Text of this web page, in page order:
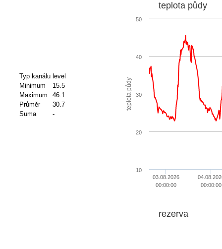
Typ kanálu level
Minimum
15.5
Maximum
46.1
Průměr
30.7
Suma
-
teplota půdy
teplota půdy
03.08.2026
00:00:00
00:00:00
10
20
30
40
50
rezerva